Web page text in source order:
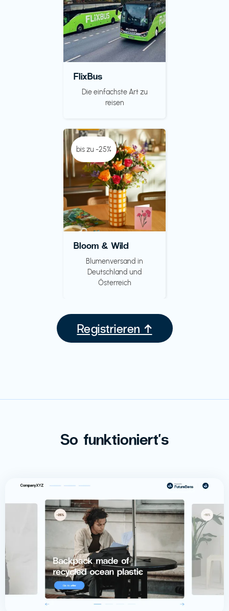
FlixBus
Die einfachste Art zu
reisen
bis zu -25%
Bloom & Wild
Blumenversand in
Deutschland und
Österreich
Registrieren ↑
So funktioniert's